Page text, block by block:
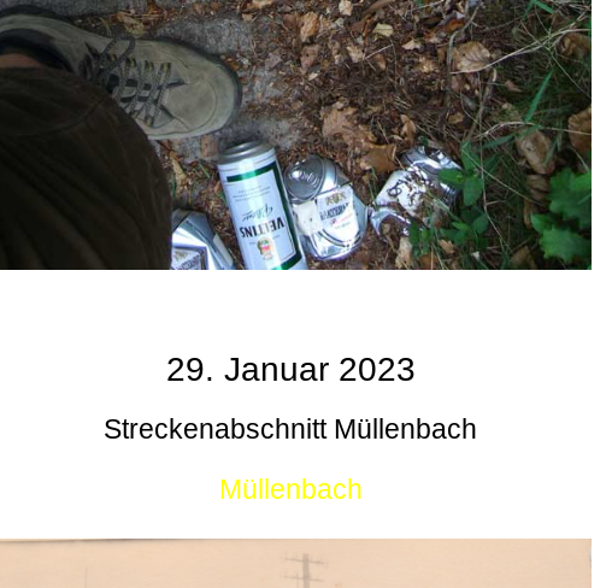
29. Januar 2023
Streckenabschnitt Müllenbach
Müllenbach